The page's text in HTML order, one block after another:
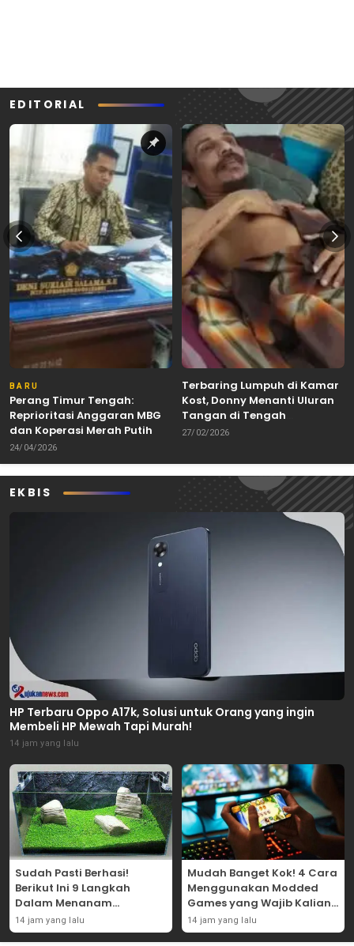
EDITORIAL
BARU
Perang Timur Tengah:
Reprioritasi Anggaran MBG
dan Koperasi Merah Putih
24/04/2026
Terbaring Lumpuh di Kamar
Kost, Donny Menanti Uluran
Tangan di Tengah
Keterbatasan
27/02/2026
EKBIS
HP Terbaru Oppo A17k, Solusi untuk Orang yang ingin
Membeli HP Mewah Tapi Murah!
14 jam yang lalu
Sudah Pasti Berhasi!
Berikut Ini 9 Langkah
Dalam Menanam
Tanaman Carpet Seed Di
Aquascape!
14 jam yang lalu
Mudah Banget Kok! 4 Cara
Menggunakan Modded
Games yang Wajib Kalian
Coba Sendiri!
14 jam yang lalu